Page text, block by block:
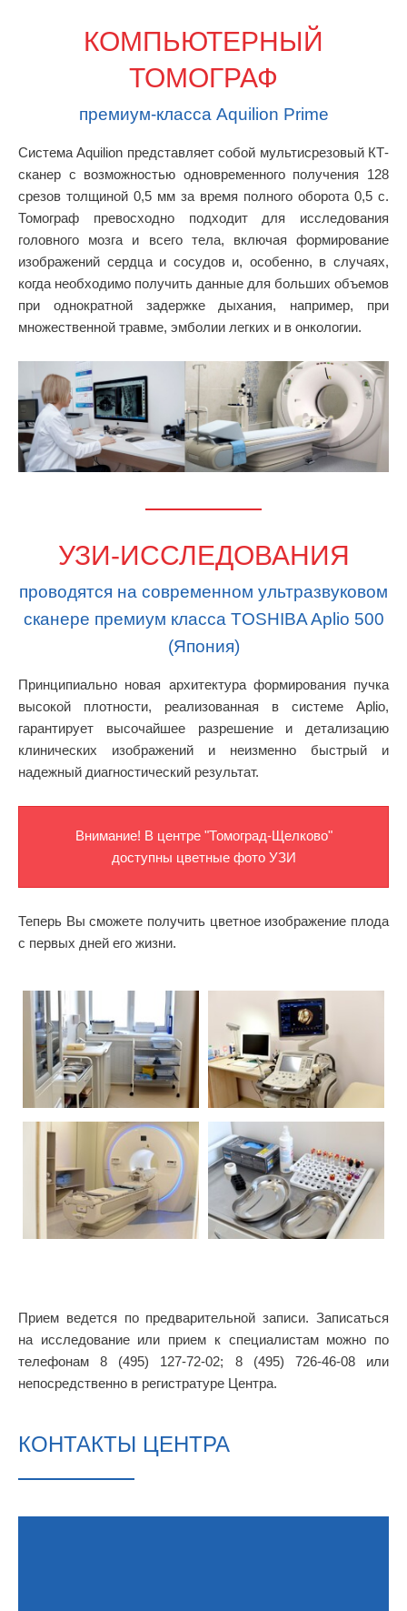
КОМПЬЮТЕРНЫЙ
ТОМОГРАФ
премиум-класса Aquilion Primе
Система Aquilion представляет собой мультисрезовый КТ-
сканер с возможностью одновременного получения 128
срезов толщиной 0,5 мм за время полного оборота 0,5 с.
Томограф превосходно подходит для исследования
головного мозга и всего тела, включая формирование
изображений сердца и сосудов и, особенно, в случаях,
когда необходимо получить данные для больших объемов
при однократной задержке дыхания, например, при
множественной травме, эмболии легких и в онкологии.
УЗИ-ИССЛЕДОВАНИЯ
проводятся на современном ультразвуковом
сканере премиум класса TOSHIBA Aplio 500
(Япония)
Принципиально новая архитектура формирования пучка
высокой плотности, реализованная в системе Aplio,
гарантирует высочайшее разрешение и детализацию
клинических изображений и неизменно быстрый и
надежный диагностический результат.
Внимание! В центре "Томоград-Щелково"
доступны цветные фото УЗИ
Теперь Вы сможете получить цветное изображение плода
с первых дней его жизни.
Прием ведется по предварительной записи. Записаться
на исследование или прием к специалистам можно по
телефонам 8 (495) 127-72-02; 8 (495) 726-46-08 или
непосредственно в регистратуре Центра.
КОНТАКТЫ ЦЕНТРА